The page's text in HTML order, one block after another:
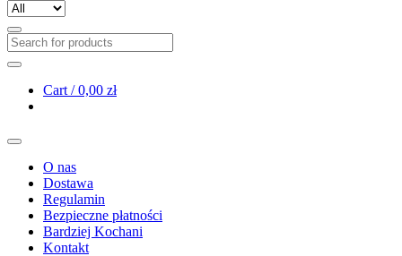
Cart /0,00 zł
O nas
Dostawa
Regulamin
Bezpieczne płatności
Bardziej Kochani
Kontakt